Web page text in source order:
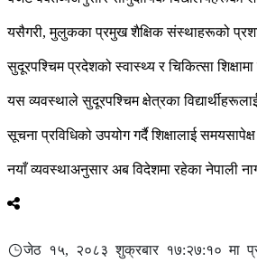
यसैगरी, मुलुकका प्रमुख शैक्षिक संस्थाहरूको
सुदूरपश्चिम प्रदेशको स्वास्थ्य र चिकित्सा
यस व्यवस्थाले सुदूरपश्चिम क्षेत्रका
सूचना प्रविधिको उपयोग गर्दै शिक्षालाई
नयाँ व्यवस्थाअनुसार अब विदेशमा रहेका नेपाली
जेठ १५, २०८३ शुक्रबार १७:२७:१० मा